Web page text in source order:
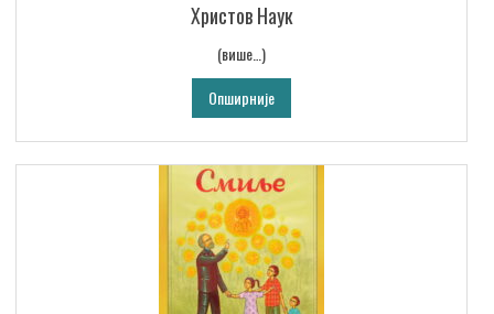
Христов Наук
(више…)
Опширније